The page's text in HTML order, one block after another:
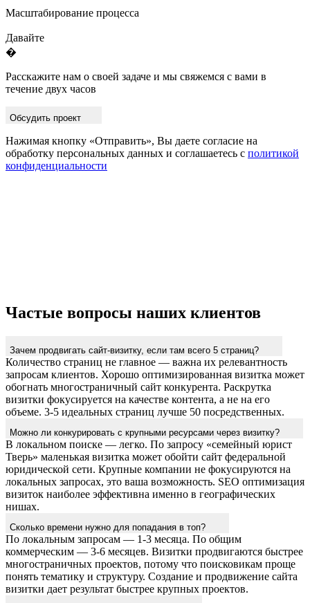
Масштабирование процесса
Давайте
�
Расскажите нам о своей задаче и мы свяжемся с вами в
течение двух часов
Обсудить проект
Нажимая кнопку «Отправить», Вы даете согласие на
обработку персональных данных и соглашаетесь с политикой
конфиденциальности
Частые вопросы наших клиентов
Зачем продвигать сайт-визитку, если там всего 5 страниц?
Количество страниц не главное — важна их релевантность
запросам клиентов. Хорошо оптимизированная визитка может
обогнать многостраничный сайт конкурента. Раскрутка
визитки фокусируется на качестве контента, а не на его
объеме. 3-5 идеальных страниц лучше 50 посредственных.
Можно ли конкурировать с крупными ресурсами через визитку?
В локальном поиске — легко. По запросу «семейный юрист
Тверь» маленькая визитка может обойти сайт федеральной
юридической сети. Крупные компании не фокусируются на
локальных запросах, это ваша возможность. SEO оптимизация
визиток наиболее эффективна именно в географических
нишах.
Сколько времени нужно для попадания в топ?
По локальным запросам — 1-3 месяца. По общим
коммерческим — 3-6 месяцев. Визитки продвигаются быстрее
многостраничных проектов, потому что поисковикам проще
понять тематику и структуру. Создание и продвижение сайта
визитки дает результат быстрее крупных проектов.